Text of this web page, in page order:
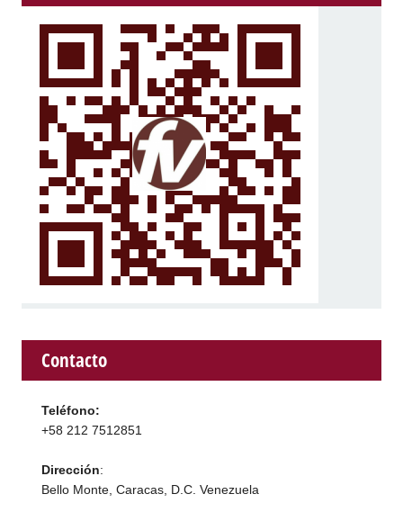
Contacto
Teléfono:
+58 212 7512851
Dirección:
Bello Monte, Caracas, D.C. Venezuela